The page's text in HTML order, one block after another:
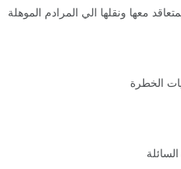
معها ونقلها الي المرادم الموهلة
الخطرة